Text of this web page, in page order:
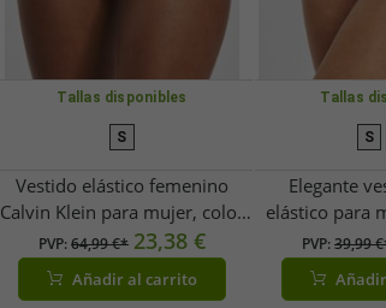
Tallas disponibles
S
Vestido elástico femenino
Calvin Klein para mujer, color
negro.
PVP:64,99 €* 23,38 €
Añadir al carrito
Tallas
S
Elegante
elástico para
PVP:39,99